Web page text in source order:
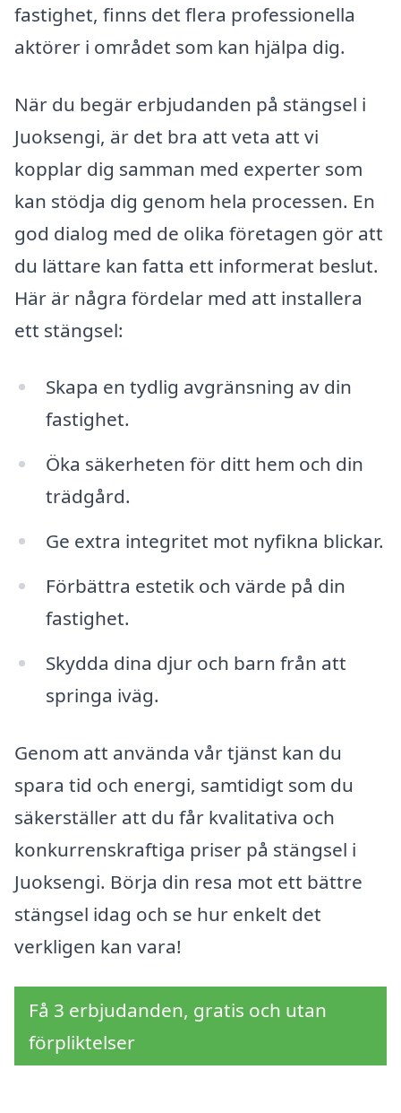
fastighet, finns det flera professionella
aktörer i området som kan hjälpa dig.
När du begär erbjudanden på stängsel i
Juoksengi, är det bra att veta att vi
kopplar dig samman med experter som
kan stödja dig genom hela processen. En
god dialog med de olika företagen gör att
du lättare kan fatta ett informerat beslut.
Här är några fördelar med att installera
ett stängsel:
Skapa en tydlig avgränsning av din
fastighet.
Öka säkerheten för ditt hem och din
trädgård.
Ge extra integritet mot nyfikna blickar.
Förbättra estetik och värde på din
fastighet.
Skydda dina djur och barn från att
springa iväg.
Genom att använda vår tjänst kan du
spara tid och energi, samtidigt som du
säkerställer att du får kvalitativa och
konkurrenskraftiga priser på stängsel i
Juoksengi. Börja din resa mot ett bättre
stängsel idag och se hur enkelt det
verkligen kan vara!
Få 3 erbjudanden, gratis och utan
förpliktelser